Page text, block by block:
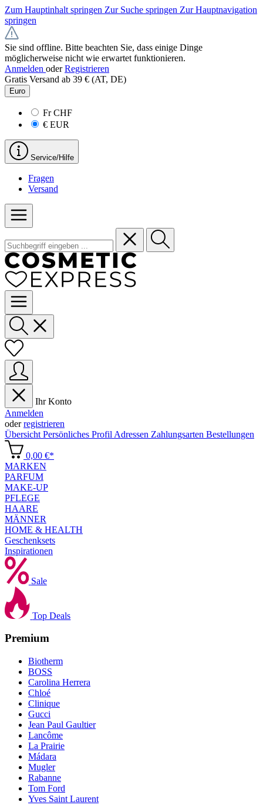
Zum Hauptinhalt springen Zur Suche springen Zur Hauptnavigation
springen
Sie sind offline. Bitte beachten Sie, dass einige Dinge
möglicherweise nicht wie erwartet funktionieren.
Anmelden oder Registrieren
Gratis Versand ab 39 € (AT, DE)
Euro
FrCHF
€ EUR
Service/Hilfe
Fragen
Versand
Ihr Konto
Anmelden
oderregistrieren
Übersicht Persönliches Profil Adressen Zahlungsarten Bestellungen
0,00 €*
MARKEN
PARFUM
MAKE-UP
PFLEGE
HAARE
MÄNNER
HOME & HEALTH
Geschenksets
Inspirationen
Sale
Top Deals
Premium
Biotherm
BOSS
Carolina Herrera
Chloé
Clinique
Gucci
Jean Paul Gaultier
Lancôme
La Prairie
Mádara
Mugler
Rabanne
Tom Ford
Yves Saint Laurent